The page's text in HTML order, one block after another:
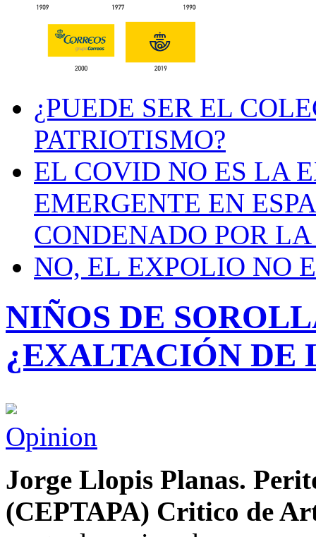
¿PUEDE SER EL
PATRIOTISMO?
EL COVID NO ES LA
EMERGENTE EN
CONDENADO POR
NO, EL EXPOLIO NO
NIÑOS DE
¿EXALTACIÓN DE
Opinion
Jorge Llopis Planas.
(CEPTAPA) Critico de